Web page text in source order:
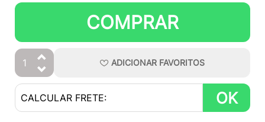
COMPRAR
ADICIONAR FAVORITOS
OK